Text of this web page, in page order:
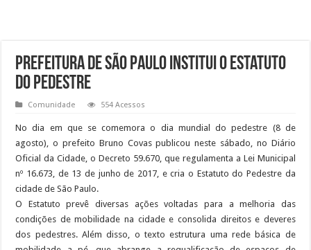
Prefeitura de São Paulo institui o Estatuto
do Pedestre
Comunidade 554 Acessos
No dia em que se comemora o dia mundial do pedestre (8 de
agosto), o prefeito Bruno Covas publicou neste sábado, no Diário
Oficial da Cidade, o Decreto 59.670, que regulamenta a Lei Municipal
nº 16.673, de 13 de junho de 2017, e cria o Estatuto do Pedestre da
cidade de São Paulo.
O Estatuto prevê diversas ações voltadas para a melhoria das
condições de mobilidade na cidade e consolida direitos e deveres
dos pedestres. Além disso, o texto estrutura uma rede básica de